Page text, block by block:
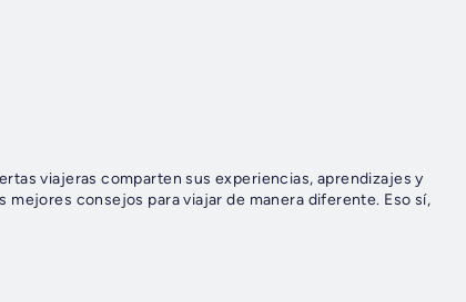
viajeras comparten sus experiencias, aprendizajes y
consejos para viajar de manera diferente. Eso sí,